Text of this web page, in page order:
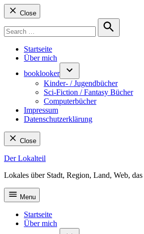
Close
for:
Search
Startseite
Über mich
booklooker
Kinder- / Jugendbücher
Sci-Fiction / Fantasy Bücher
Computerbücher
Impressum
Datenschutzerklärung
Close
Skip
content
Der Lokalteil
Lokales über Stadt, Region, Land, Web,
Menu
Startseite
Über mich